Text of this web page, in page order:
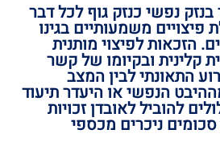
נפשי כנזק גוף לכל דבר
פיצויים משמעותיים בגינו
הזכאות לפיצוי מותנית
קלינית ובקיומו של קשר
התאונתי לבין המצב
הנפשי או היעדר תיעוד
להוביל לאובדן זכויות
ניכרים מכספי